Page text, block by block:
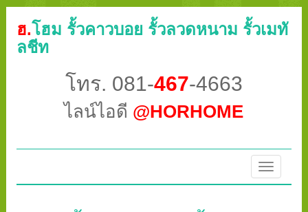
ฮ.โฮม รั้วคาวบอย รั้วลวดหนาม รั้วเมทั
ลชีท
โทร. 081-467-4663
ไลน์ไอดี @HORHOME
Toggle